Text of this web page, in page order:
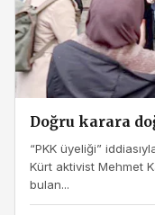
Doğru karara
“PKK üyeliği”
Kürt aktivist Mehmet
bulan...